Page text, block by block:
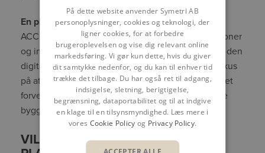
En platform for fremtiden
ACC fortsætter med at udvikle sig med nye funktioner
og integrationer, hvilket gør det til en vigtig del af den
digitale transformation af byggebranchen. Med fokus
på at forbedre samarbejde, sikkerhed og effektivitet
forventes ACC at spille en central rolle i fremtidige
byggeprojekter.
VIL DU VIDE MERE OM ACC-
På dette website anvender Symetri AB
personoplysninger, cookies og teknologi, der
ligner cookies, for at forbedre
brugeroplevelsen og vise dig relevant online
markedsføring. Vi gør kun dette, hvis du giver
dit samtykke nedenfor, og du kan til enhver tid
trække det tilbage. Du har også ret til adgang,
indsigelse, sletning, berigtigelse,
begrænsning, dataportabilitet og til at indgive
en klage til en tilsynsmyndighed. Læs mere i
vores Cookie Policy og Privacy Policy.